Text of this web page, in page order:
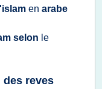
l'islam en arabe
selon le
reves